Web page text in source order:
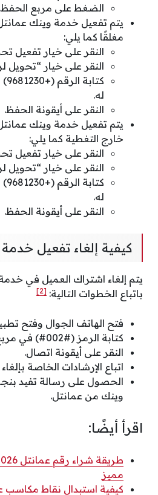
الضغط على مربع الحفظ.
يتم تفعيل خدمة وينك
مغلقًا كما يلي:
النقر على خيار تفعيل
النقر على خيار “تحويل
له.
النقر على أيقونة الحفظ.
يتم تفعيل خدمة وينك
خارج التغطية كما يلي:
النقر على خيار تفعيل
النقر على خيار “تحويل
له.
النقر على أيقونة الحفظ.
كيفية إلغاء تفعيل
يتم إلغاء اشتراك العميل في
باتباع الخطوات التالية: [2]
فتح الهاتف الجوال وفتح
كتابة الرمز (#002#) في مربع رقم الاتصال.
النقر على أيقونة اتصال.
اتباع الإرشادات الخاصة
الحصول على رسالة تفيد
وينك من عمانتل.
اقرأ أيضًا:
مميز
كيفية استبدال نقاط مكاسب